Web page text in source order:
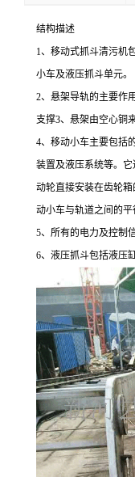
结构描述
1、移动式抓斗清污机
小车及液压抓斗单元。
2、悬架导轨的主要作
支撑3、悬架由空心铜
4、移动小车主要包括
装置及液压系统等。
动轮直接安装在齿轮
动小车与轨道之间的平
5、所有的电力及控制
6、液压抓斗包括液压